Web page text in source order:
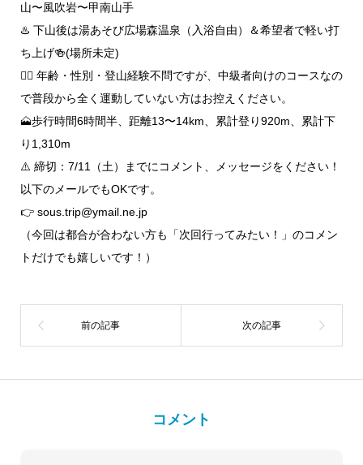
山〜風吹岩〜甲南山手
♨️ 下山後は湯あそび広場森温泉（入浴自由）＆希望者で軽い打
ち上げ🍻(場所未定)
🙋‍♂️ 年齢・性別・登山経験不問ですが、中級者向けのコースなの
で普段から全く運動していない方はお控えください。
🗻歩行時間6時間半、距離13〜14km、累計登り920m、累計下
り1,310m
⚠️ 締切：7/11（土）までにコメント、メッセージをください！
以下のメールでもOKです。
👉 sous.trip@ymail.ne.jp
（今回は都合が合わない方も「次回行ってみたい！」のコメン
トだけでも嬉しいです！）
コメント